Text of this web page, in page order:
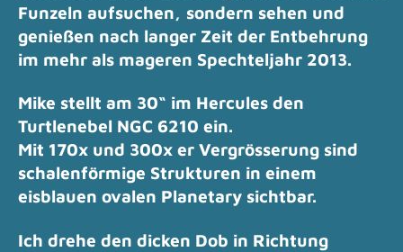
Funzeln aufsuchen, sondern sehen und
genießen nach langer Zeit der Entbehrung
im mehr als mageren Spechteljahr 2013.
Mike stellt am 30“ im Hercules den
Turtlenebel NGC 6210 ein.
Mit 170x und 300x er Vergrösserung sind
schalenförmige Strukturen in einem
eisblauen ovalen Planetary sichtbar.
Ich drehe den dicken Dob in Richtung